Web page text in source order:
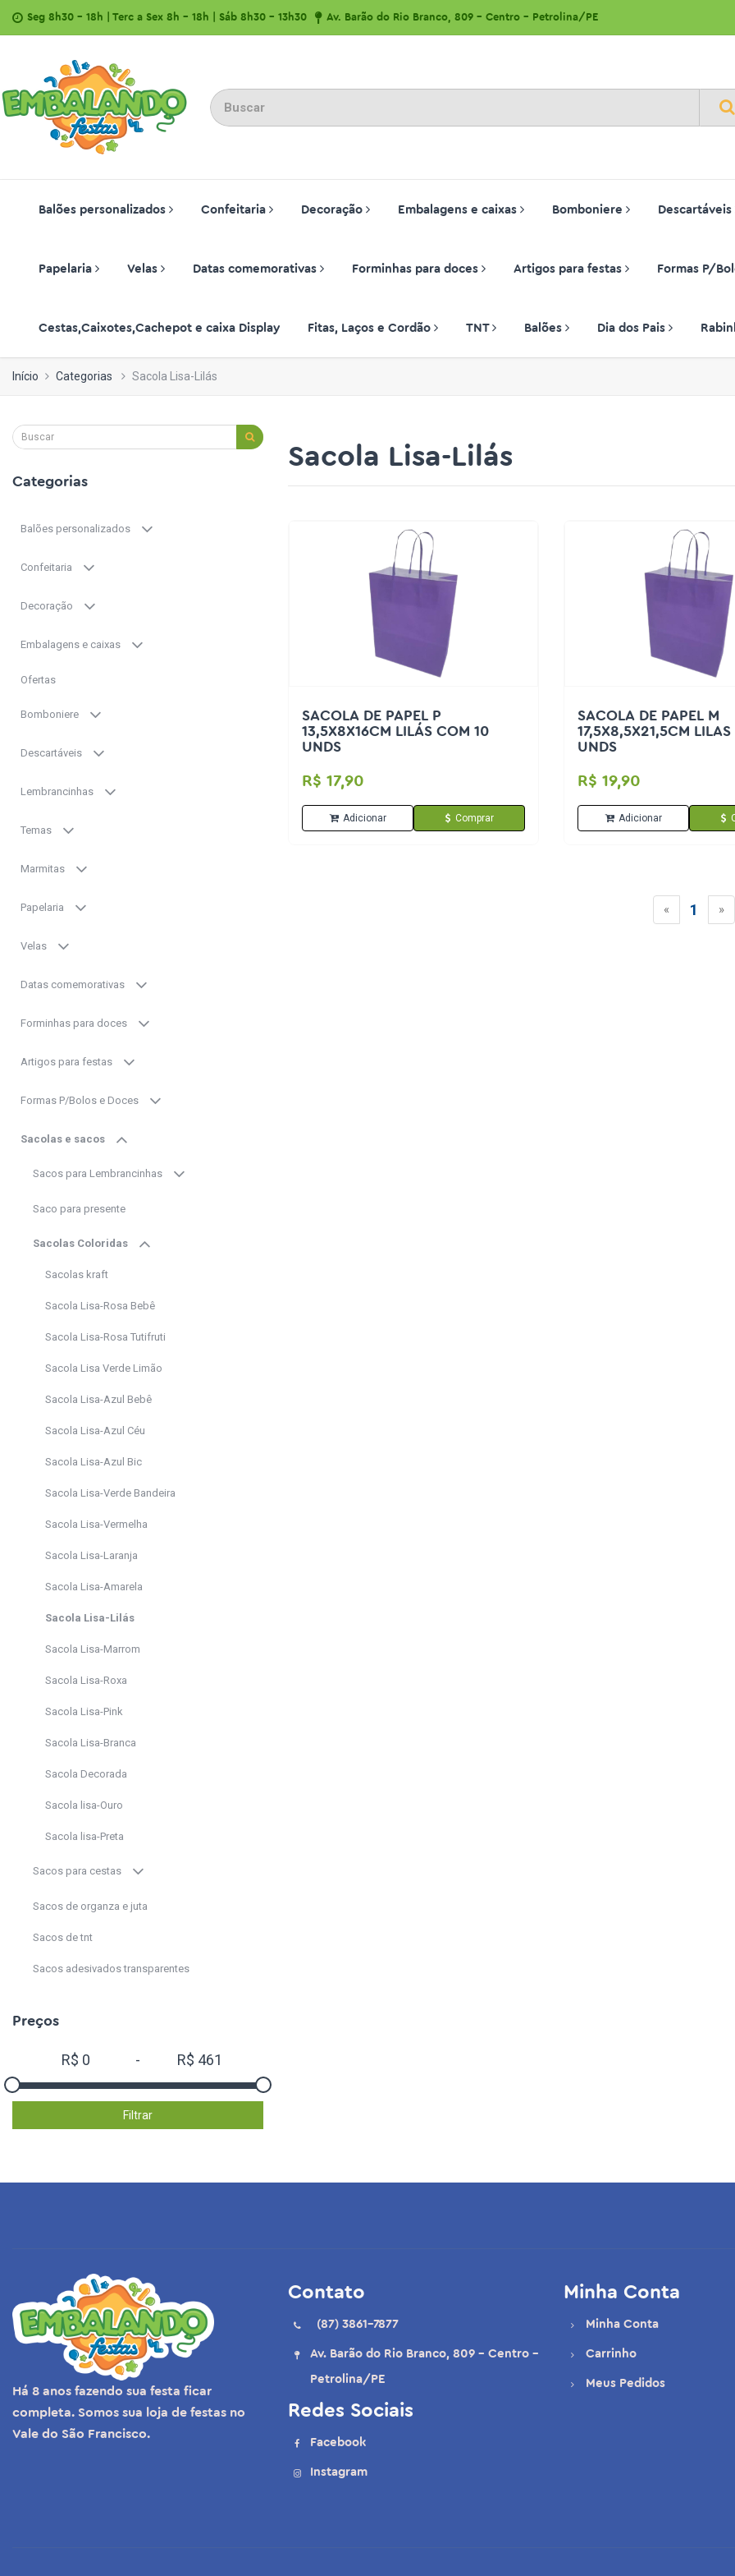
Seg 8h30 - 18h | Terc a Sex 8h - 18h | Sáb 8h30 - 13h30 Av. Barão do Rio Branco, 809 - Centro - Petrolina/PE
Balões personalizados Confeitaria Decoração Embalagens e caixas Bomboniere Descartáveis
Papelaria Velas Datas comemorativas Forminhas para doces Artigos para festas Formas P/
Cestas,Caixotes,Cachepot e caixa Display Fitas, Laços e Cordão TNT Balões Dia dos Pais
Início Categorias Sacola Lisa-Lilás
Categorias
Balões personalizados
Confeitaria
Decoração
Embalagens e caixas
Ofertas
Bomboniere
Descartáveis
Lembrancinhas
Temas
Marmitas
Papelaria
Velas
Datas comemorativas
Forminhas para doces
Artigos para festas
Formas P/Bolos e Doces
Sacolas e sacos
Sacos para Lembrancinhas
Saco para presente
Sacolas Coloridas
Sacolas kraft
Sacola Lisa-Rosa Bebê
Sacola Lisa-Rosa Tutifruti
Sacola Lisa Verde Limão
Sacola Lisa-Azul Bebê
Sacola Lisa-Azul Céu
Sacola Lisa-Azul Bic
Sacola Lisa-Verde Bandeira
Sacola Lisa-Vermelha
Sacola Lisa-Laranja
Sacola Lisa-Amarela
Sacola Lisa-Lilás
Sacola Lisa-Marrom
Sacola Lisa-Roxa
Sacola Lisa-Pink
Sacola Lisa-Branca
Sacola Decorada
Sacola lisa-Ouro
Sacola lisa-Preta
Sacos para cestas
Sacos de organza e juta
Sacos de tnt
Sacos adesivados transparentes
Gigante e super gigante
Balões coração,estrela e círculo
Preços
R$ 0 - R$ 461
Filtrar
Sacola Lisa-Lilás
SACOLA DE PAPEL P
13,5X8X16CM LILÁS COM 10
UNDS
R$ 17,90
Adicionar Comprar
SACOLA DE PAPEL M
17,5X8,5X21,5CM
UNDS
R$ 19,90
Adicionar
« 1 »
Há 8 anos fazendo sua festa ficar
completa. Somos sua loja de festas no
Vale do São Francisco.
Contato
(87) 3861-7877
Av. Barão do Rio Branco, 809 - Centro -
Petrolina/PE
Redes Sociais
Facebook
Instagram
Minha Conta
Minha Conta
Carrinho
Meus Pedidos